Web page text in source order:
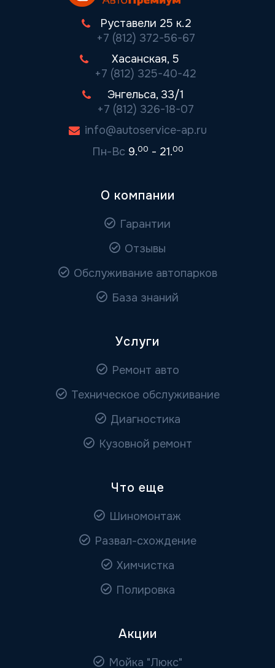
Руставели 25 к.2
+7 (812) 372-56-67
Хасанская, 5
+7 (812) 325-40-42
Энгельса, 33/1
+7 (812) 326-18-07
info@autoservice-ap.ru
Пн-Вс 9.00 - 21.00
О компании
Гарантии
Отзывы
Обслуживание автопарков
База знаний
Услуги
Ремонт авто
Техническое обслуживание
Диагностика
Кузовной ремонт
Что еще
Шиномонтаж
Развал-схождение
Химчистка
Полировка
Акции
Мойка "Люкс"